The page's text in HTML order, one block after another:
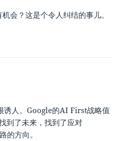
会？这是个令人纠结的事儿。
诱人。Google的AI First战略值
到了未来，找到了应对
的方向。